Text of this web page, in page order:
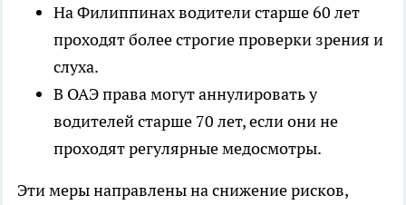
На Филиппинах водители старше 60 лет
проходят более строгие проверки зрения и
слуха.
В ОАЭ права могут аннулировать у
водителей старше 70 лет, если они не
проходят регулярные медосмотры.
Эти меры направлены на снижение рисков,